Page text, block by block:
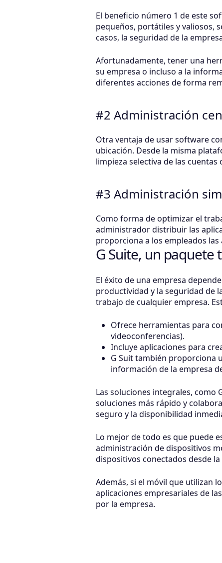
El beneficio número 1 de este
pequeños, portátiles y valiosos,
casos, la seguridad de la
Afortunadamente, tener una
su empresa o incluso a la
diferentes acciones de forma
#2 Administración
Otra ventaja de usar software
ubicación. Desde la misma
limpieza selectiva de las
#3 Administración
Como forma de optimizar el
administrador distribuir las
proporciona a los empleados
G Suite, un
El éxito de una empresa
productividad y la seguridad de
trabajo de cualquier empresa.
Ofrece herramientas para
videoconferencias).
Incluye aplicaciones para
G Suit también proporciona
información de la empresa
Las soluciones integrales,
soluciones más rápido y
seguro y la disponibilidad
Lo mejor de todo es que puede
administración de dispositivos
dispositivos conectados desde
Además, si el móvil que utilizan
aplicaciones empresariales de
por la empresa.
Si quieres optimizar la